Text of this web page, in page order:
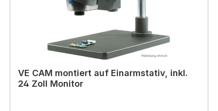
VE CAM montiert auf Einarmstativ, inkl.
24 Zoll Monitor